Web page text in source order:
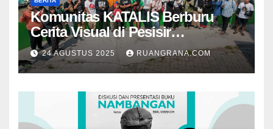
Komunitas KATALIS Berburu
Cerita Visual di Pesisir
Nambangan
24 AGUSTUS 2025 RUANGRANA.COM